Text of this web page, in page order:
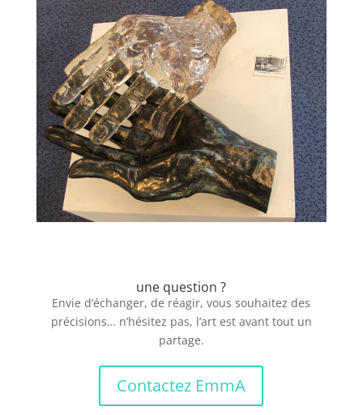
une question ?
Envie d’échanger, de réagir, vous souhaitez des
précisions… n’hésitez pas, l’art est avant tout un
partage.
Contactez EmmA